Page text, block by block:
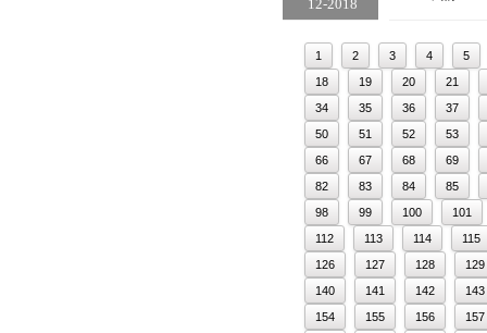
12 2018
1 2 3 4
5
18
19 20
21
34
35 36
37
50
51 52
53
66
67 68
69
82
83 84
85
98
99 100
101
112
113 114
115
126
127 128
129
140
141 142
143
154
155 156
157